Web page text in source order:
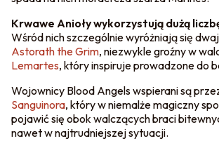
Krwawe Anioły wykorzystują dużą
Wśród nich szczególnie wyróżniają się
Astorath the Grim, niezwykle groźny w
Lemartes, który inspiruje prowadzone do
Wojownicy Blood Angels wspierani są
Sanguinora, który w niemalże magiczny
pojawić się obok walczących braci
nawet w najtrudniejszej sytuacji.